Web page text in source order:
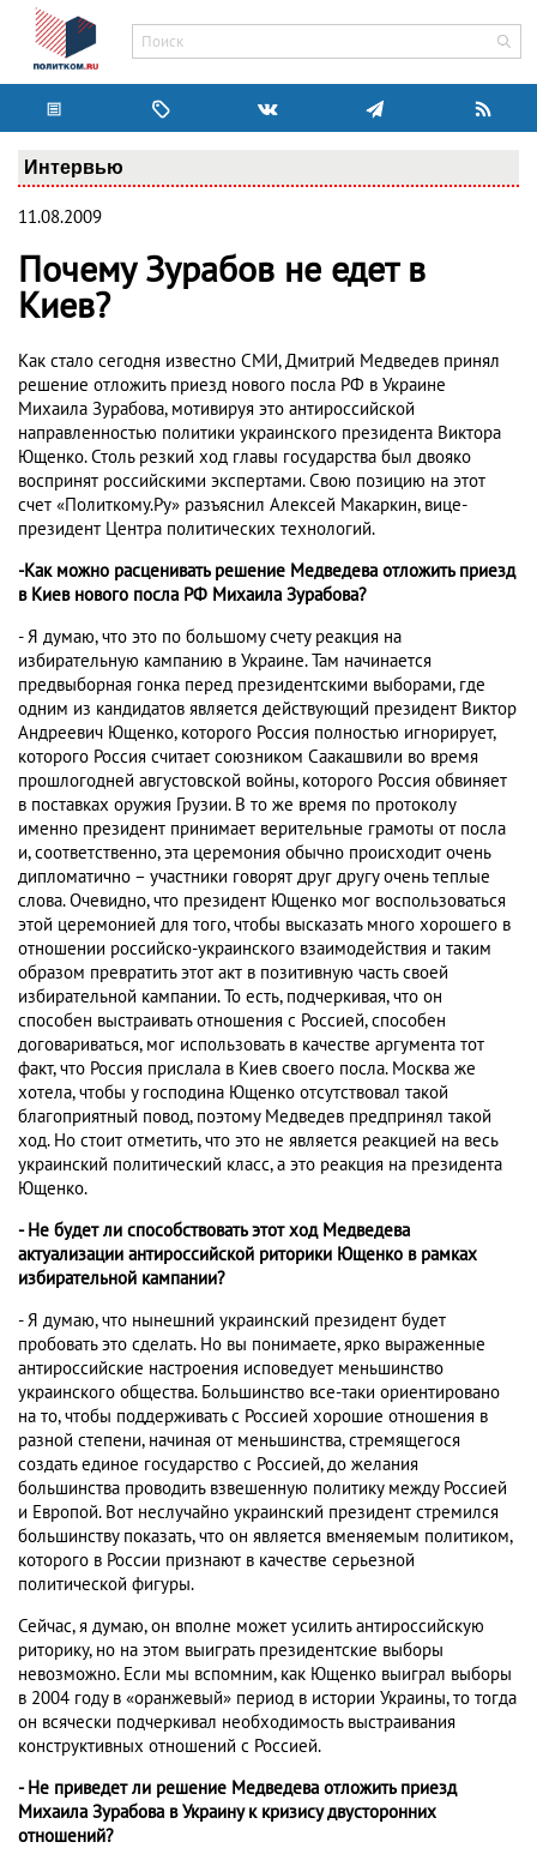
Интервью
11.08.2009
Почему Зурабов не едет в
Киев?
Как стало сегодня известно СМИ, Дмитрий Медведев принял
решение отложить приезд нового посла РФ в Украине
Михаила Зурабова, мотивируя это антироссийской
направленностью политики украинского президента Виктора
Ющенко. Столь резкий ход главы государства был двояко
воспринят российскими экспертами. Свою позицию на этот
счет «Политкому.Ру» разъяснил Алексей Макаркин, вице-
президент Центра политических технологий.
-Как можно расценивать решение Медведева отложить приезд
в Киев нового посла РФ Михаила Зурабова?
- Я думаю, что это по большому счету реакция на
избирательную кампанию в Украине. Там начинается
предвыборная гонка перед президентскими выборами, где
одним из кандидатов является действующий президент Виктор
Андреевич Ющенко, которого Россия полностью игнорирует,
которого Россия считает союзником Саакашвили во время
прошлогодней августовской войны, которого Россия обвиняет
в поставках оружия Грузии. В то же время по протоколу
именно президент принимает верительные грамоты от посла
и, соответственно, эта церемония обычно происходит очень
дипломатично – участники говорят друг другу очень теплые
слова. Очевидно, что президент Ющенко мог воспользоваться
этой церемонией для того, чтобы высказать много хорошего в
отношении российско-украинского взаимодействия и таким
образом превратить этот акт в позитивную часть своей
избирательной кампании. То есть, подчеркивая, что он
способен выстраивать отношения с Россией, способен
договариваться, мог использовать в качестве аргумента тот
факт, что Россия прислала в Киев своего посла. Москва же
хотела, чтобы у господина Ющенко отсутствовал такой
благоприятный повод, поэтому Медведев предпринял такой
ход. Но стоит отметить, что это не является реакцией на весь
украинский политический класс, а это реакция на президента
Ющенко.
- Не будет ли способствовать этот ход Медведева
актуализации антироссийской риторики Ющенко в рамках
избирательной кампании?
- Я думаю, что нынешний украинский президент будет
пробовать это сделать. Но вы понимаете, ярко выраженные
антироссийские настроения исповедует меньшинство
украинского общества. Большинство все-таки ориентировано
на то, чтобы поддерживать с Россией хорошие отношения в
разной степени, начиная от меньшинства, стремящегося
создать единое государство с Россией, до желания
большинства проводить взвешенную политику между Россией
и Европой. Вот неслучайно украинский президент стремился
большинству показать, что он является вменяемым политиком,
которого в России признают в качестве серьезной
политической фигуры.
Сейчас, я думаю, он вполне может усилить антироссийскую
риторику, но на этом выиграть президентские выборы
невозможно. Если мы вспомним, как Ющенко выиграл выборы
в 2004 году в «оранжевый» период в истории Украины, то тогда
он всячески подчеркивал необходимость выстраивания
конструктивных отношений с Россией.
- Не приведет ли решение Медведева отложить приезд
Михаила Зурабова в Украину к кризису двусторонних
отношений?